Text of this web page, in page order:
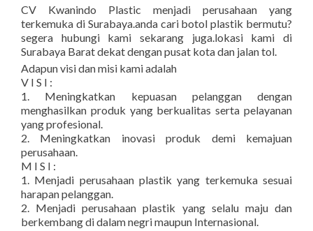
CV Kwanindo Plastic menjadi perusahaan yang
terkemuka di Surabaya.anda cari botol plastik bermutu?
segera hubungi kami sekarang juga.lokasi kami di
Surabaya Barat dekat dengan pusat kota dan jalan tol.
Adapun visi dan misi kami adalah
V I S I :
1. Meningkatkan kepuasan pelanggan dengan
menghasilkan produk yang berkualitas serta pelayanan
yang profesional.
2. Meningkatkan inovasi produk demi kemajuan
perusahaan.
M I S I :
1. Menjadi perusahaan plastik yang terkemuka sesuai
harapan pelanggan.
2. Menjadi perusahaan plastik yang selalu maju dan
berkembang di dalam negri maupun Internasional.